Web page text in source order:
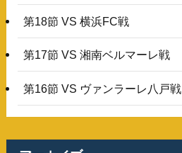
第18節 VS 横浜FC戦
第17節 VS 湘南ベルマーレ戦
第16節 VS ヴァンラーレ八戸戦